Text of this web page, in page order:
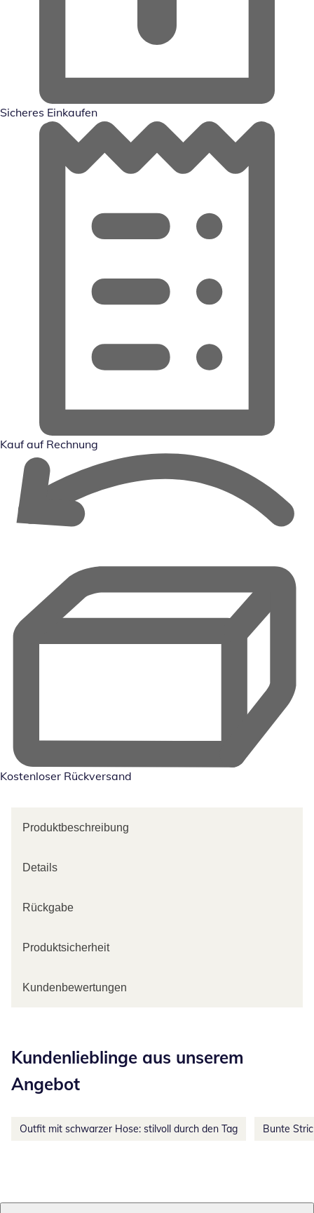
Sicheres Einkaufen
Kauf auf Rechnung
Kostenloser Rückversand
Produktbeschreibung
Details
Rückgabe
Produktsicherheit
Kundenbewertungen
Kundenlieblinge aus unserem
Angebot
Outfit mit schwarzer Hose: stilvoll durch den Tag Bunte